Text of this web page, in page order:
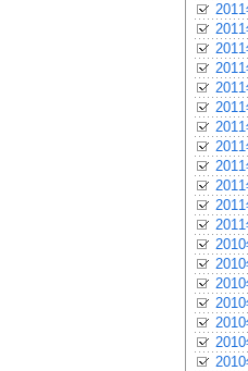
2011
2011
2011
2011
2011
2011
2011
2011
2011
2011
2011
2011
2010
2010
2010
2010
2010
2010
2010